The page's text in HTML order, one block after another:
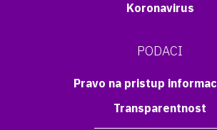
Koronavirus
PODACI
Pravo na pristup
Transparentnost